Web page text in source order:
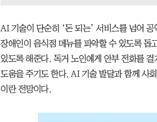
AI 기술이 단순히 ‘돈 되는’ 서비스를 넘어
장애인이 음식점 메뉴를 파악할 수 있도록 돕
있도록 해준다. 독거 노인에게 안부 전화를
도움을 주기도 한다. AI 기술 발달과 함께 사
이란 전망이다.